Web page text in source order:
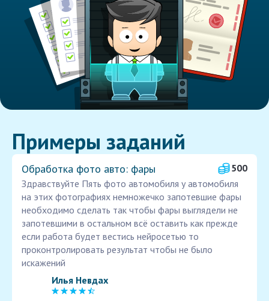
Примеры заданий
Обработка фото авто: фары
500
Здравствуйте Пять фото автомобиля у автомобиля
на этих фотографиях немножечко запотевшие фары
необходимо сделать так чтобы фары выглядели не
запотевшими в остальном всё оставить как прежде
если работа будет вестись нейросетью то
проконтролировать результат чтобы не было
искажений
Илья Невдах